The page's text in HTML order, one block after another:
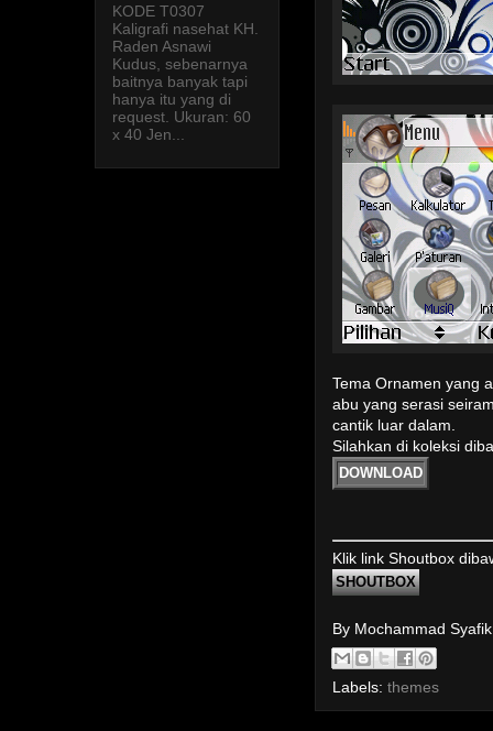
Tema Ornamen yang
abu yang serasi
cantik luar dalam.
Silahkan di koleksi
DOWNLOAD
Klik link Shoutbox
SHOUTBOX
By Mochammad
Labels: themes
KODE T0307
Kaligrafi nasehat KH.
Raden Asnawi
Kudus, sebenarnya
baitnya banyak tapi
hanya itu yang di
request. Ukuran: 60
x 40 Jen...